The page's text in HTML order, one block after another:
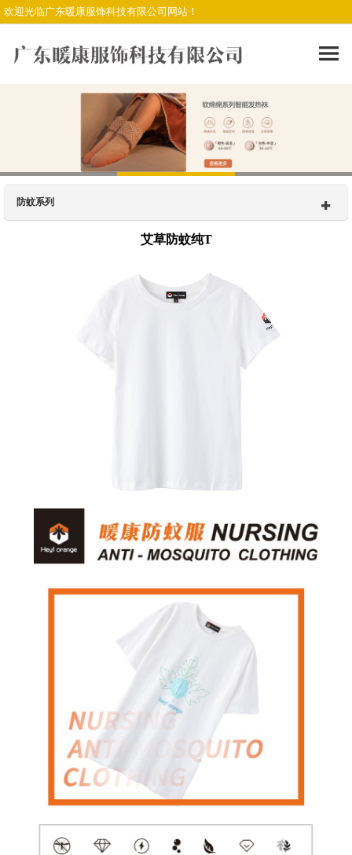
欢迎光临广东暖康服饰科技有限公司网站！
防蚊系列
艾草防蚊纯T